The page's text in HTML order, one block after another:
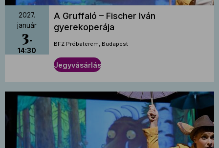
2027.
január
3
14:30
A Gruffaló – Fischer Iván
gyerekoperája
BFZ Próbaterem, Budapest
Jegyvásárlás